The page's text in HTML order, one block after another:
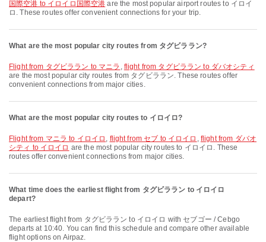
国際空港 to イロイロ国際空港 are the most popular airport routes to イロイ
ロ. These routes offer convenient connections for your trip.
What are the most popular city routes from タグビララン?
flight from タグビララン to マニラ , flight from タグビララン to ダバオシティ
are the most popular city routes from タグビララン. These routes offer
convenient connections from major cities.
What are the most popular city routes to イロイロ?
flight from マニラ to イロイロ , flight from セブ to イロイロ , flight from ダバオ
シティ to イロイロ are the most popular city routes to イロイロ. These
routes offer convenient connections from major cities.
What time does the earliest flight from タグビララン to イロイロ
depart?
The earliest flight from タグビララン to イロイロ with セブゴー / Cebgo
departs at 10:40. You can find this schedule and compare other available
flight options on Airpaz.